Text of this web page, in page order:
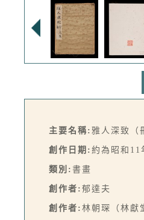
主要名稱: 雅人深致（
創作日期: 約為昭和11
類別: 書畫
創作者: 郁達夫
創作者: 林朝琛（林獻